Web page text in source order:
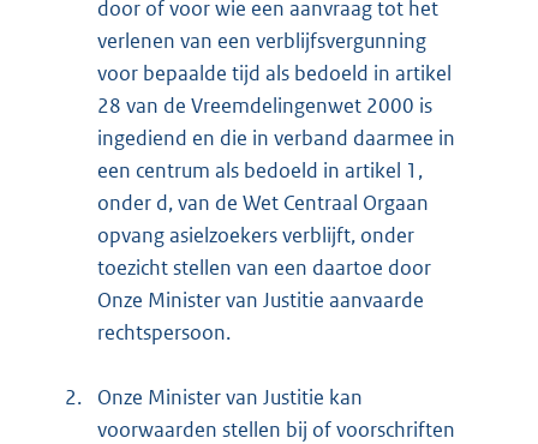
door of voor wie een aanvraag tot het
verlenen van een verblijfsvergunning
voor bepaalde tijd als bedoeld in artikel
28 van de Vreemdelingenwet 2000 is
ingediend en die in verband daarmee in
een centrum als bedoeld in artikel 1,
onder d, van de Wet Centraal Orgaan
opvang asielzoekers verblijft, onder
toezicht stellen van een daartoe door
Onze Minister van Justitie aanvaarde
rechtspersoon.
2.
Onze Minister van Justitie kan
voorwaarden stellen bij of voorschriften